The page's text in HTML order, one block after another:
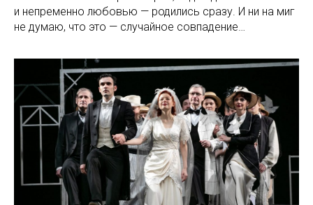
и непременно любовью — родились сразу. И ни на миг
не думаю, что это — случайное совпадение…